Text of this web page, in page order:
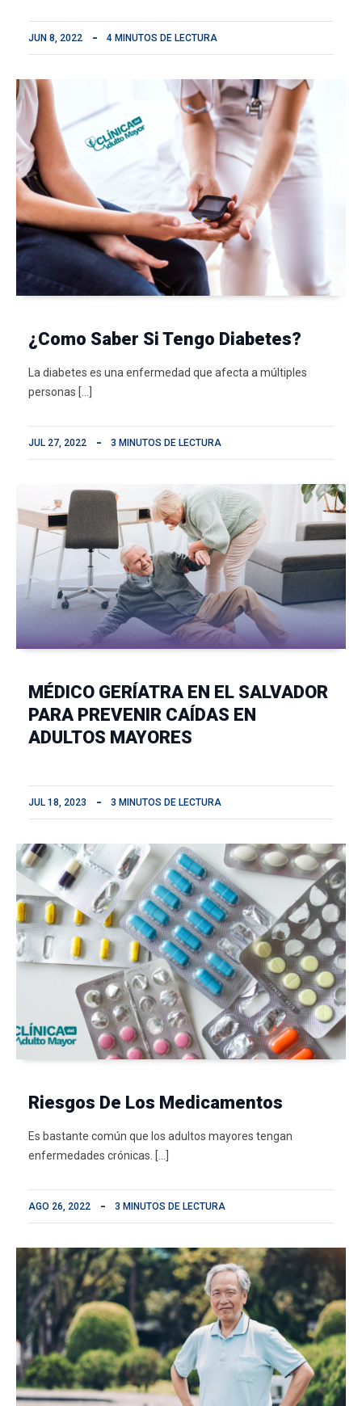
JUN 8, 2022 4 MINUTOS DE LECTURA
¿Como Saber Si Tengo Diabetes?
La diabetes es una enfermedad que afecta a múltiples
personas […]
JUL 27, 2022 3 MINUTOS DE LECTURA
MÉDICO GERÍATRA EN EL SALVADOR
PARA PREVENIR CAÍDAS EN
ADULTOS MAYORES
JUL 18, 2023 3 MINUTOS DE LECTURA
Riesgos De Los Medicamentos
Es bastante común que los adultos mayores tengan
enfermedades crónicas. […]
AGO 26, 2022 3 MINUTOS DE LECTURA